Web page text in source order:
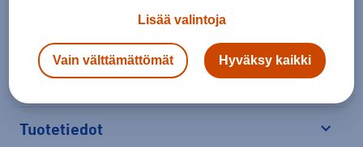
Arvioitu toimitusaika 1-3 arkipäivää.
Tilaus- ja toimituskulut
Ilmainen palautus
Tuotetiedot
Lisää valintoja
Vain välttämättömät Hyväksy kaikki